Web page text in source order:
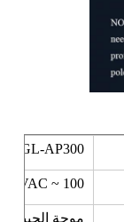
GL-AP300
100 ~ 120VAC ، 220 ~ 240VAC
موجة الجيب